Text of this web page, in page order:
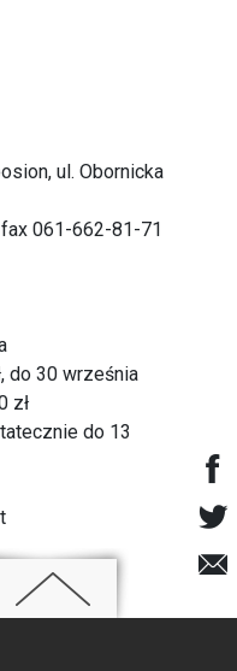
ul. Obornicka
061-662-81-71
do 30 września
zł
do 13